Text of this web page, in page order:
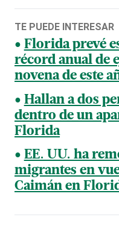
TE PUEDE INTERESAR
Florida prevé
récord anual de
novena de este
Hallan a dos
dentro de un
Florida
EE. UU. ha
migrantes en
Caimán en